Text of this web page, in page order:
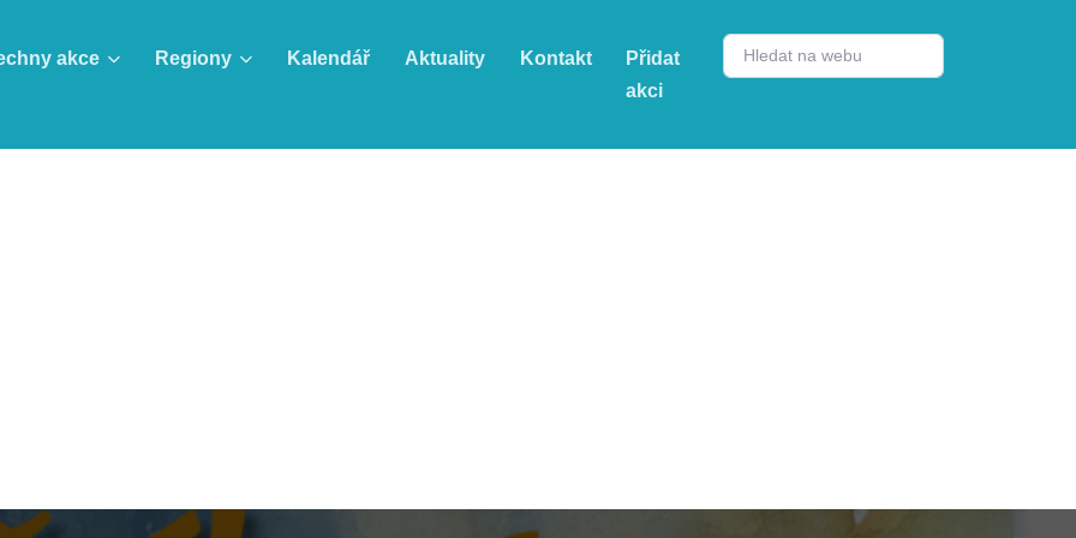
akce Regiony Kalendář Aktuality Kontakt
Přidat
akci